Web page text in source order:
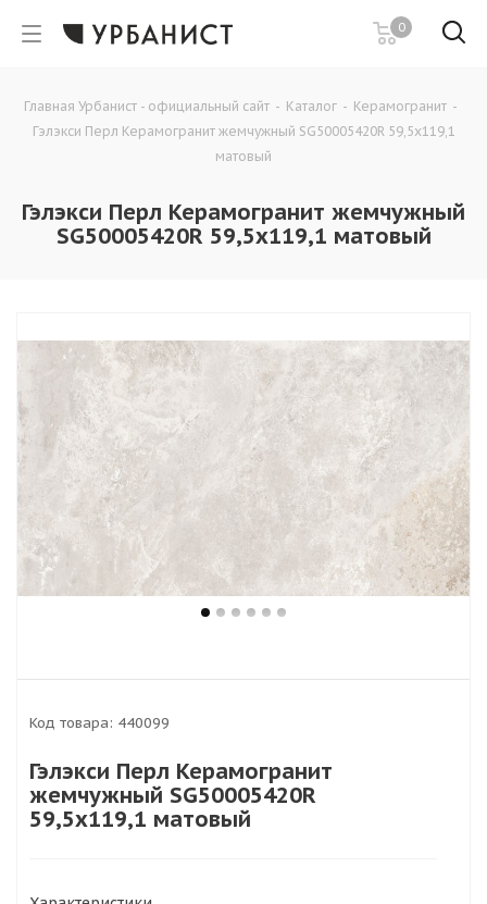
0
Главная Урбанист - официальный сайт - Каталог - Керамогранит -
Гэлэкси Перл Керамогранит жемчужный SG50005420R 59,5х119,1
матовый
Гэлэкси Перл Керамогранит жемчужный
SG50005420R 59,5х119,1 матовый
Код товара: 440099
Гэлэкси Перл Керамогранит
жемчужный SG50005420R
59,5х119,1 матовый